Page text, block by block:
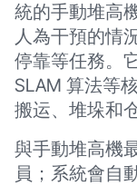
統的手動堆高
人為干預的情
停靠等任務。
SLAM 算法等
搬运、堆垛和
與手動堆高機
員；系統會自